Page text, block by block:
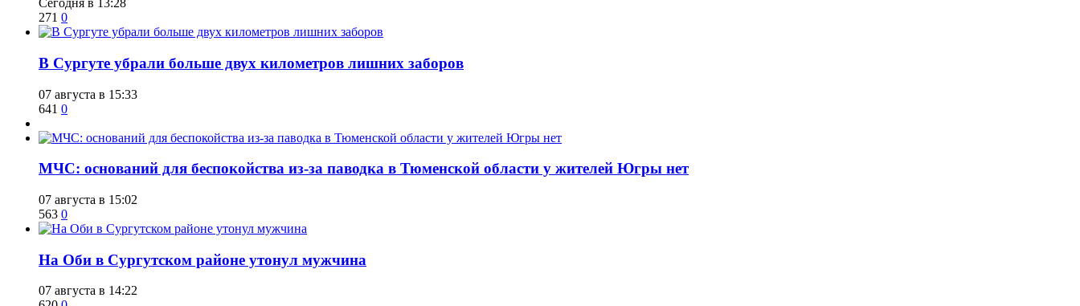
Сегодня в 13:28
271 0
​В Сургуте убрали больше двух километров лишних заборов
07 августа в 15:33
641 0
​МЧС: оснований для беспокойства из-за паводка в Тюменской области у жителей Югры нет
07 августа в 15:02
563 0
​На Оби в Сургутском районе утонул мужчина
07 августа в 14:22